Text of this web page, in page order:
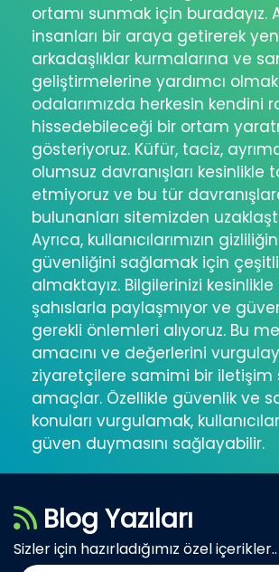
ortamı sunmak için buradayız.
insanları bir araya getirerek
arkadaşlıklar kurmalarına ve
geliştirmelerine yardımcı
odalarımızda herkesin kendini
hissedebileceği bir ortam
gösteriyoruz. Küfür, taciz,
olumsuz davranışları kesinlikle
etmiyoruz ve bu tür
bulunanları sitemizden
Ayrıca, kullanıcılarımızın
güvenliğini sağlamak için
almaktayız. Bilgilerinizi
şahıslarla paylaşmıyor ve
gerekli önlemleri alıyoruz. Bu
amacını ve değerlerini
ziyaretçilere samimi bir iletişim
amaçlar. Özellikle güvenlik ve
konuları vurgulamak,
güven duymasını sağlayabilir.
Blog Yazıları
Sizler için hazırladığımız özel içerikler..